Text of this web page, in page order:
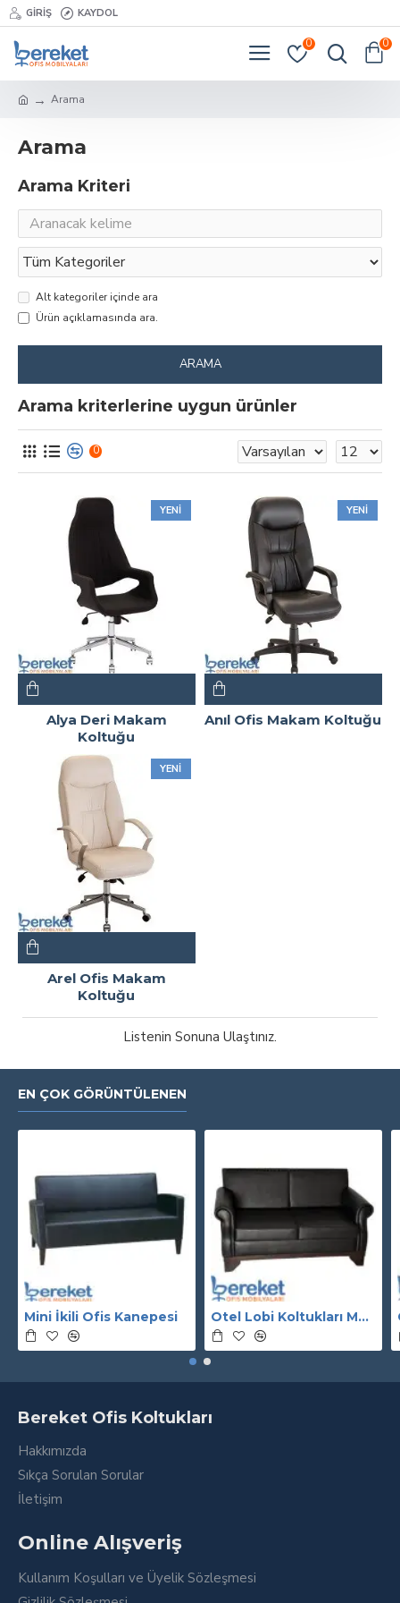
GIRIŞ KAYDOL
0 0
Arama
Arama
Arama Kriteri
Alt kategoriler içinde ara
Ürün açıklamasında ara.
ARAMA
Arama kriterlerine uygun ürünler
0
YENI
Alya Deri Makam
Koltuğu
YENI
Anıl Ofis Makam Koltuğu
YENI
Arel Ofis Makam
Koltuğu
Listenin Sonuna Ulaştınız.
EN ÇOK GÖRÜNTÜLENEN
Mini İkili Ofis Kanepesi Otel Lobi Koltukları Modelleri
Bereket Ofis Koltukları
Hakkımızda
Sıkça Sorulan Sorular
İletişim
Online Alışveriş
Kullanım Koşulları ve Üyelik Sözleşmesi